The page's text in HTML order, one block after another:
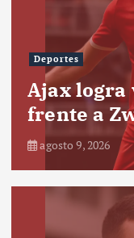
Deportes
Ajax logra
frente a
agosto 9, 2026